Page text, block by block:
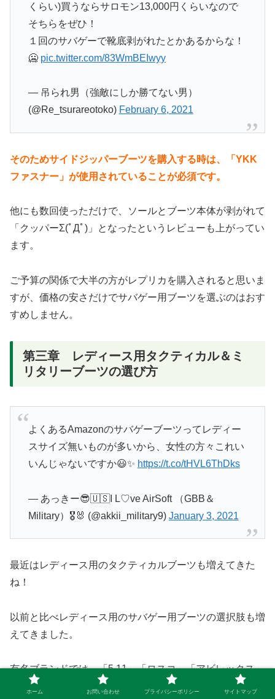
くらい)買うならサロモン13,000円くらいなので
そちらをぜひ！
１回のサバゲーで靴底剥がれたとかあるからな！
🥶 pic.twitter.com/83WmBEIwyy
— 吊られ男（強敵にしか勝てない男）
(@Re_tsurareotoko) February 6, 2021
そのためサイドジッパーブーツを購入する時は、「YKK
ファスナー」が使用されていることが必須です。
他にも数回使っただけで、ソールとブーツ本体が剥がれて
「クッパーΣ(ﾟДﾟ)」となったというレビューも上がってい
ます。
ご予算の関係で大半の方がレプリカを購入されると思いま
すが、価格の安さだけでサバゲー用ブーツを選ぶのはおす
すめしません。
第三章 レディース用タクティカル＆ミ
リタリーブーツの選び方
よくあるAmazonのサバゲーブーツってレディー
スサイズ無いものが多いから、女性の方々これい
いんじゃないですか😃✨ https://t.co/tHVL6ThDks
— あっきー😎🇺🇸I L♡ve AirSoft （GBB＆
Military）🎖🐰 (@akkii_military9) January 3, 2021
最近はレディース用のタクティカルブーツも増えてきた
ね！
以前と比べレディース用のサバゲー用ブーツの選択肢も増
えてきました。
有名ブランドでは、「5.11」「ロスコ」「アビレックス」
といったメーカーからレディースサイズのタクティカル・
ホーム お問い合わせ プライバシーポリシー サイトマップ